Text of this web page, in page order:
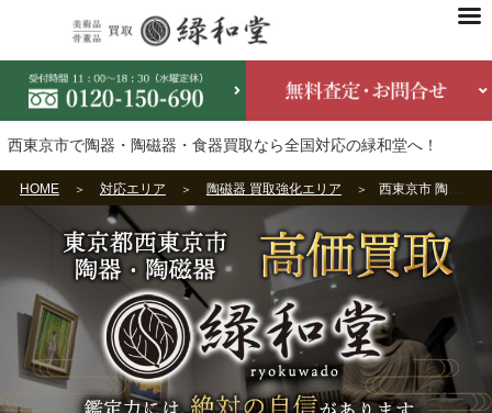
西東京市で陶器・陶磁器・食器買取なら全国対応の緑和堂へ！
HOME 対応エリア 陶磁器 買取強化エリア 西東京市 陶磁器買取